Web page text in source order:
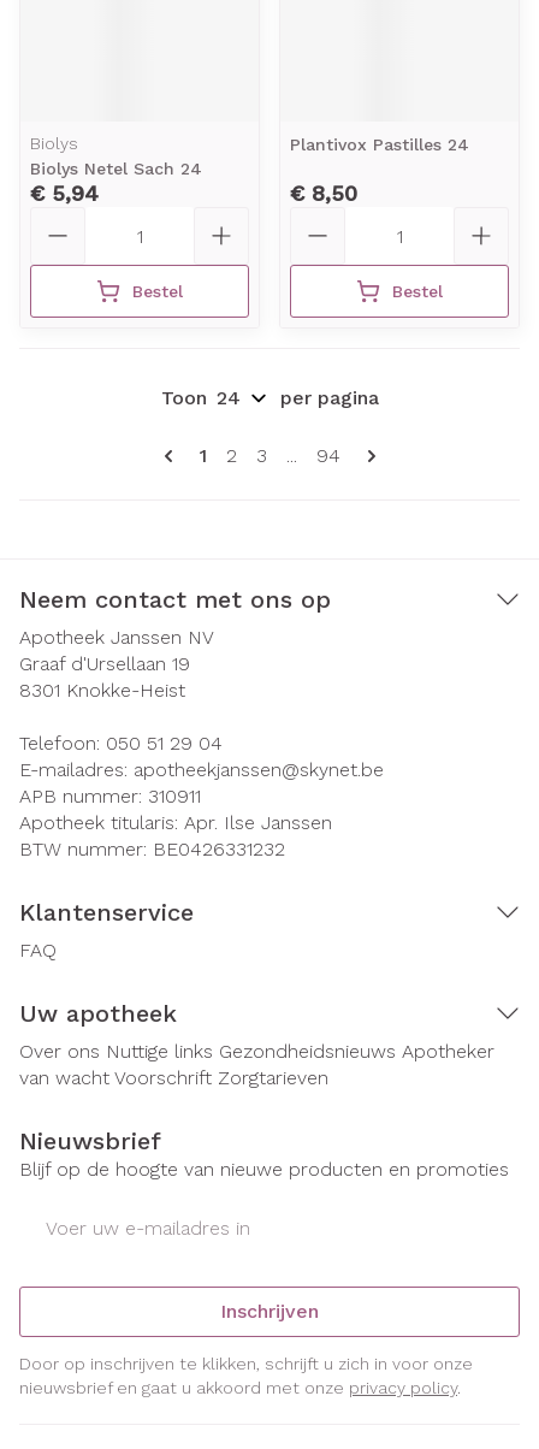
Biolys
Biolys Netel Sach 24
€ 5,94
Bestel
Plantivox Pastilles 24
€ 8,50
Bestel
Pagina's
U lees momenteel pagina
1 Pagina
2 Pagina
3 ... Pagina
94
Toon per pagina
Neem contact met ons op
Apotheek Janssen NV
Graaf d'Ursellaan 19
8301 Knokke-Heist
Telefoon: 050 51 29 04
E-mailadres: apotheekjanssen@skynet.be
APB nummer: 310911
Apotheek titularis: Apr. Ilse Janssen
BTW nummer: BE0426331232
Klantenservice
FAQ
Uw apotheek
Over ons Nuttige links Gezondheidsnieuws Apotheker
van wacht Voorschrift Zorgtarieven
Nieuwsbrief
Blijf op de hoogte van nieuwe producten en promoties
Inschrijven
Door op inschrijven te klikken, schrijft u zich in voor onze
nieuwsbrief en gaat u akkoord met onze privacy policy.